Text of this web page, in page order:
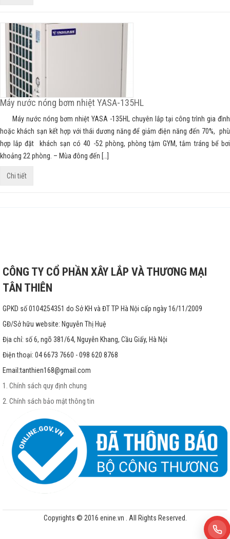
Máy nước nóng bơm nhiệt YASA-135HL
Máy nước nóng bơm nhiệt YASA -135HL chuyên lắp tại công trình gia đình
hoặc khách sạn kết hợp với thái dương năng để giảm điện năng đến 70%, phù
hợp lắp đặt khách sạn có 40 -52 phòng, phòng tậm GYM, tắm tráng bể bơi
khoảng 22 phòng. – Mùa đông đến […]
Chi tiết
CÔNG TY CỔ PHẦN XÂY LẮP VÀ THƯƠNG MẠI
TÂN THIÊN
GPKD số 0104254351 do Sở KH và ĐT TP Hà Nội cấp ngày 16/11/2009
GĐ/Sở hữu website: Nguyễn Thị Huệ
Địa chỉ: số 6, ngõ 381/64, Nguyễn Khang, Cầu Giấy, Hà Nội
Điện thoại: 04 6673 7660 - 098 620 8768
Email:tanthien168@gmail.com
1. Chính sách quy định chung
2. Chính sách bảo mật thông tin
Copyrights © 2016 enine.vn . All Rights Reserved.